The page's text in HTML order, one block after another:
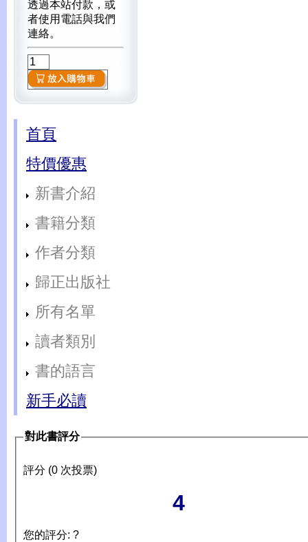
透過本站付款，或
者使用電話與我們
連絡。
首頁
特價優惠
新書介紹
書籍分類
作者分類
歸正出版社
所有名單
讀者類別
書的語言
新手必讀
對此書評分
評分 (0 次投票)
4
您的評分: ?